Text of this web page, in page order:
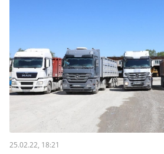
25.02.22, 18:21